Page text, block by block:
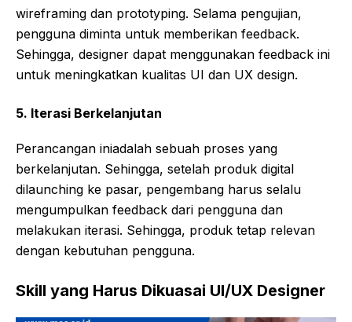
wireframing dan prototyping. Selama pengujian,
pengguna diminta untuk memberikan feedback.
Sehingga, designer dapat menggunakan feedback ini
untuk meningkatkan kualitas UI dan UX design.
5. Iterasi Berkelanjutan
Perancangan iniadalah sebuah proses yang
berkelanjutan. Sehingga, setelah produk digital
dilaunching ke pasar, pengembang harus selalu
mengumpulkan feedback dari pengguna dan
melakukan iterasi. Sehingga, produk tetap relevan
dengan kebutuhan pengguna.
Skill yang Harus Dikuasai UI/UX Designer